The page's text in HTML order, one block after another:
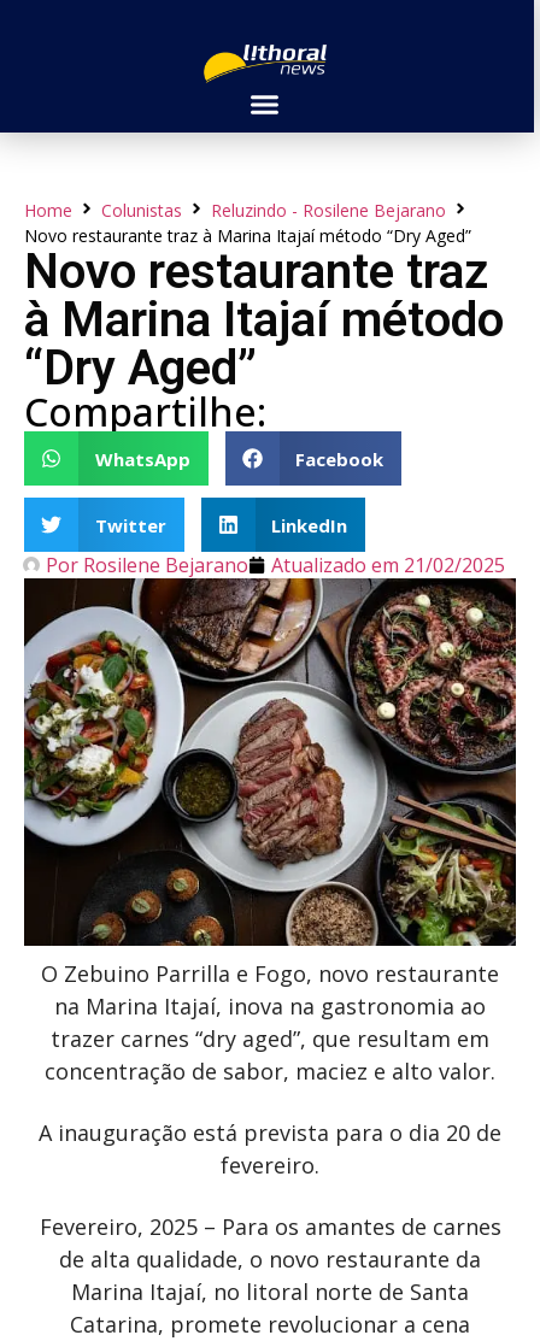
Home Colunistas
Reluzindo - Rosilene Bejarano
Novo restaurante traz à Marina Itajaí método “Dry Aged”
Novo restaurante traz
à Marina Itajaí método
“Dry Aged”
Compartilhe:
WhatsApp Facebook
Twitter LinkedIn
Por Rosilene Bejarano Atualizado em 21/02/2025
O Zebuino Parrilla e Fogo, novo restaurante
na Marina Itajaí, inova na gastronomia ao
trazer carnes “dry aged”, que resultam em
concentração de sabor, maciez e alto valor.
A inauguração está prevista para o dia 20 de
fevereiro.
Fevereiro, 2025 – Para os amantes de carnes
de alta qualidade, o novo restaurante da
Marina Itajaí, no litoral norte de Santa
Catarina, promete revolucionar a cena